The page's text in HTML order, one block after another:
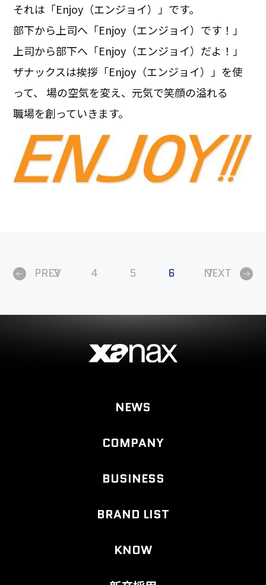
それは「Enjoy（エンジョイ）」です。
部下から上司へ「Enjoy（エンジョイ）です！」
上司から部下へ「Enjoy（エンジョイ）だよ！」
ザナックスは挨拶「Enjoy（エンジョイ）」を使
って、 場の空気を変え、元気で笑顔の溢れる
職場を創っていきます。
PREV
3 4 5 6 7
NEXT
NEWS
COMPANY
BUSINESS
BRAND LIST
KNOW